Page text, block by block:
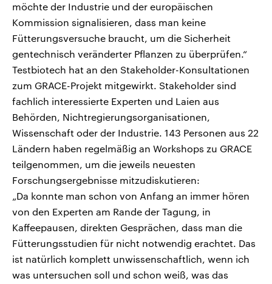
möchte der Industrie und der europäischen
Kommission signalisieren, dass man keine
Fütterungsversuche braucht, um die Sicherheit
gentechnisch veränderter Pflanzen zu überprüfen.“
Testbiotech hat an den Stakeholder-Konsultationen
zum GRACE-Projekt mitgewirkt. Stakeholder sind
fachlich interessierte Experten und Laien aus
Behörden, Nichtregierungsorganisationen,
Wissenschaft oder der Industrie. 143 Personen aus 22
Ländern haben regelmäßig an Workshops zu GRACE
teilgenommen, um die jeweils neuesten
Forschungsergebnisse mitzudiskutieren:
„Da konnte man schon von Anfang an immer hören
von den Experten am Rande der Tagung, in
Kaffeepausen, direkten Gesprächen, dass man die
Fütterungsstudien für nicht notwendig erachtet. Das
ist natürlich komplett unwissenschaftlich, wenn ich
was untersuchen soll und schon weiß, was das